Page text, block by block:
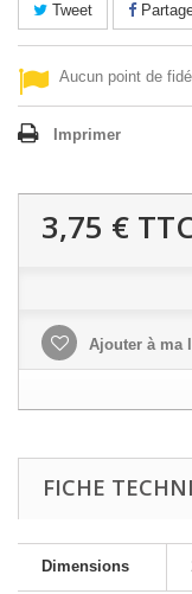
Tweet
Aucun point de
Imprimer
3,75 €
Ajouter à ma
FICHE
Dimensions